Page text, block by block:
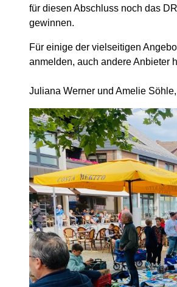
für diesen Abschluss noch das
gewinnen.
Für einige der vielseitigen
anmelden, auch andere Anbieter
Juliana Werner und Amelie